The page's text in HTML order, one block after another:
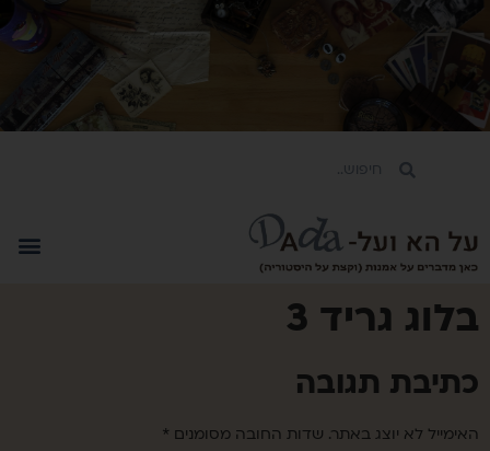
בלוג גריד 3
כתיבת תגובה
האימייל לא יוצג באתר. שדות החובה מסומנים *